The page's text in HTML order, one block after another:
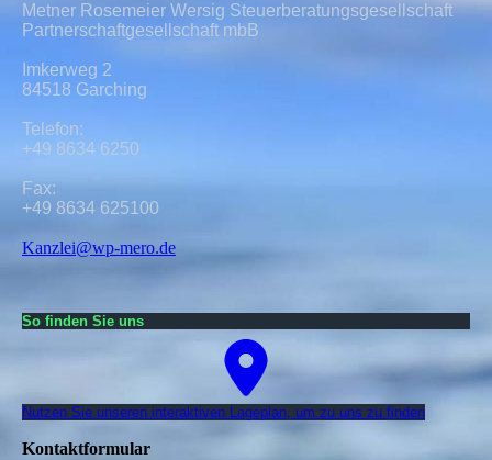
Metner Rosemeier Wersig Steuerberatungsgesellschaft
Partnerschaftgesellschaft mbB
Imkerweg 2
84518 Garching
Telefon:
+49 8634 6250
Fax:
+49 8634 625100
Kanzlei@wp-mero.de
So finden Sie uns
Nutzen Sie unseren interaktiven La­ge­plan, um zu uns zu finden
Kontaktformular